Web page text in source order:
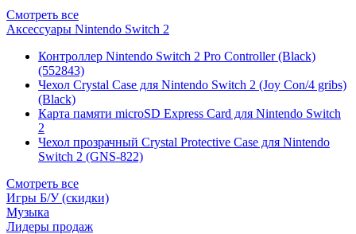
Смотреть все
Аксессуары Nintendo Switch 2
Контроллер Nintendo Switch 2 Pro Controller (Black)
(552843)
Чехол Сrystal Сase для Nintendo Switch 2 (Joy Con/4 gribs)
(Black)
Карта памяти microSD Express Card для Nintendo Switch
2
Чехол прозрачный Crystal Protective Case для Nintendo
Switch 2 (GNS-822)
Смотреть все
Игры Б/У (скидки)
Музыка
Лидеры продаж